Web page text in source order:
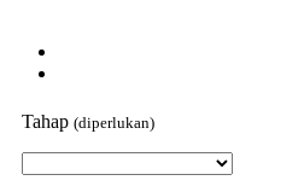
Tahap (diperlukan)